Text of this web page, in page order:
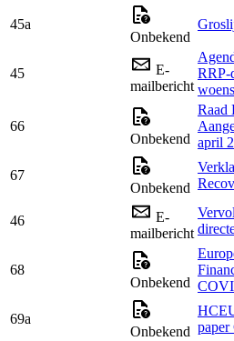
45a
Onbekend
45
E-
mailbericht
RRP-
66
Onbekend
Raad
april
67
Onbekend
46
E-
mailbericht
68
Onbekend
69a
Onbekend paper